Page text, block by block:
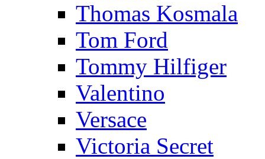
Thomas Kosmala
Tom Ford
Tommy Hilfiger
Valentino
Versace
Victoria Secret